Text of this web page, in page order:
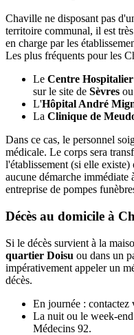
Chaville ne disposant pas
territoire communal, il est
en charge par les
Les plus fréquents pour les
Le Centre
sur le site de Sèvres
L'Hôpital André
La Clinique de
Dans ce cas, le personnel
médicale. Le corps sera
l'établissement (si elle
aucune démarche immédiate
entreprise de pompes
Décès au domicile à
Si le décès survient à la
quartier Doisu ou dans un
impérativement appeler un
décès.
En journée : contactez
La nuit ou le week-
Médecins 92.